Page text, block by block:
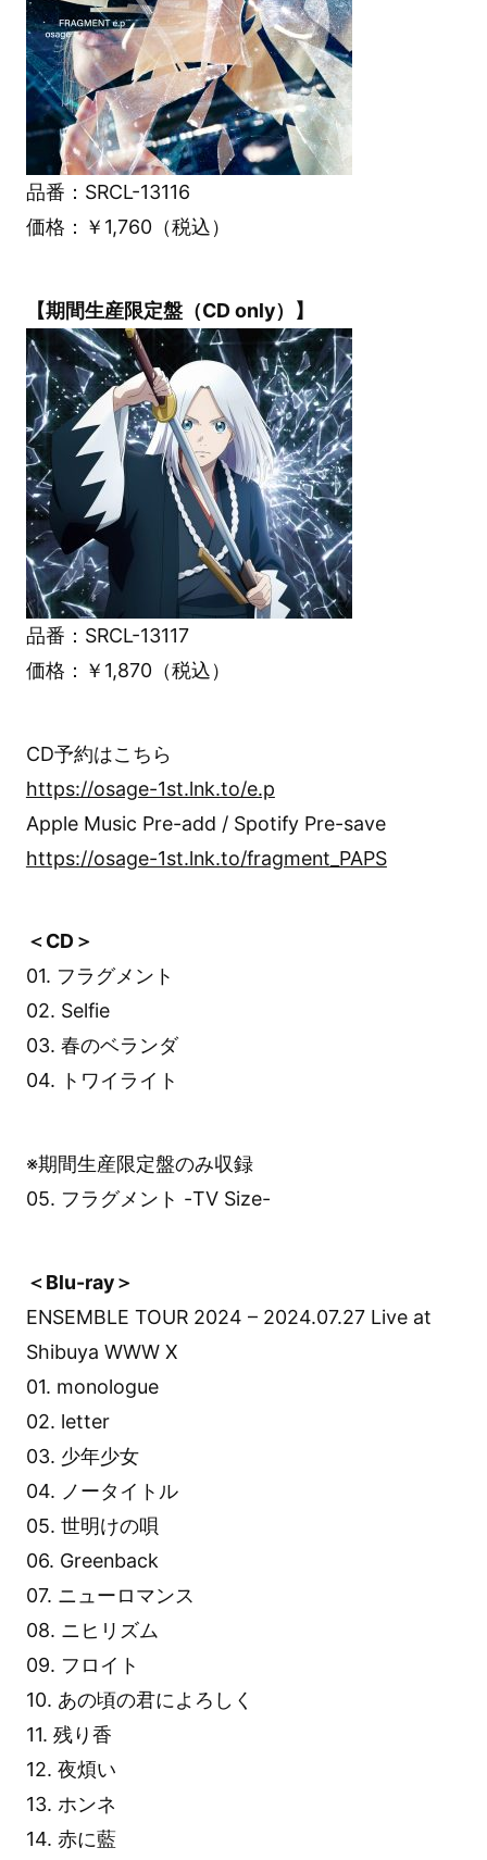
品番：SRCL-13116
価格：￥1,760（税込）
【期間生産限定盤（CD only）】
品番：SRCL-13117
価格：￥1,870（税込）
CD予約はこちら
https://osage-1st.lnk.to/e.p
Apple Music Pre-add / Spotify Pre-save
https://osage-1st.lnk.to/fragment_PAPS
＜CD＞
01. フラグメント
02. Selfie
03. 春のベランダ
04. トワイライト
※期間生産限定盤のみ収録
05. フラグメント -TV Size-
＜Blu-ray＞
ENSEMBLE TOUR 2024 – 2024.07.27 Live at
Shibuya WWW X
01. monologue
02. letter
03. 少年少女
04. ノータイトル
05. 世明けの唄
06. Greenback
07. ニューロマンス
08. ニヒリズム
09. フロイト
10. あの頃の君によろしく
11. 残り香
12. 夜煩い
13. ホンネ
14. 赤に藍